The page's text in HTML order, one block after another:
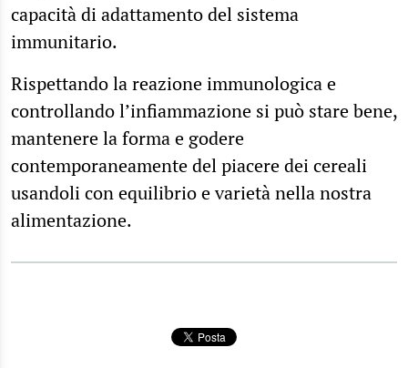
capacità di adattamento del sistema
immunitario.
Rispettando la reazione immunologica e
controllando l’infiammazione si può stare bene,
mantenere la forma e godere
contemporaneamente del piacere dei cereali
usandoli con equilibrio e varietà nella nostra
alimentazione.